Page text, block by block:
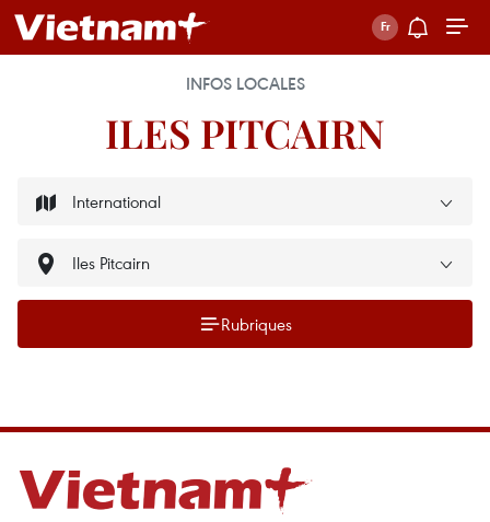
INFOS LOCALES
ILES PITCAIRN
Rubriques